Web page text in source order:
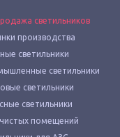
светильников
производства
светильники
светильники
светильники
светильники
помещений